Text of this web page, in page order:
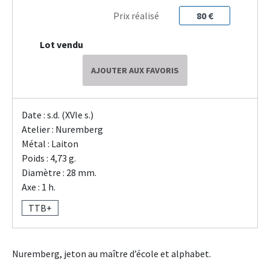
Prix réalisé 80 €
Lot vendu
AJOUTER AUX FAVORIS
Date : s.d. (XVIe s.)
Atelier : Nuremberg
Métal : Laiton
Poids : 4,73 g.
Diamètre : 28 mm.
Axe : 1 h.
TTB+
Nuremberg, jeton au maître d’école et alphabet.